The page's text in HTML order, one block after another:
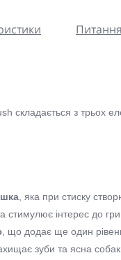
складається з трьох
, яка при стиску
стимулює інтерес до
, що додає ще один
зуби та ясна